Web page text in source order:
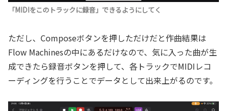
「MIDIをこのトラックに録音」できるようにしてく
ただし、Composeボタンを押しただけだと作曲結果は
Flow Machinesの中にあるだけなので、気に入った曲が生
成できたら録音ボタンを押して、各トラックでMIDIレコ
ーディングを行うことでデータとして出来上がるのです。